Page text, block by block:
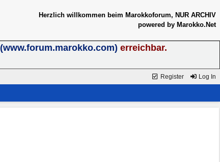
Herzlich willkommen beim Marokkoforum, NUR ARCHIV
powered by Marokko.Net
(www.forum.marokko.com) erreichbar.
Register Log In